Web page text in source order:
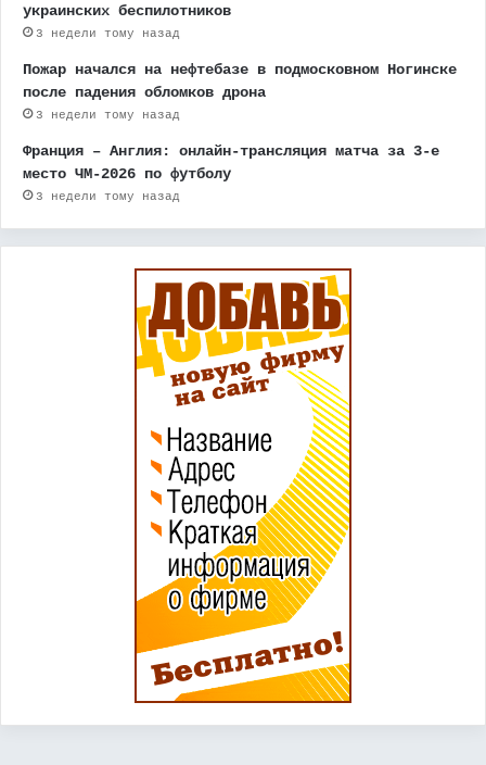
украинских беспилотников
3 недели тому назад
Пожар начался на нефтебазе в подмосковном Ногинске
после падения обломков дрона
3 недели тому назад
Франция – Англия: онлайн-трансляция матча за 3-е
место ЧМ-2026 по футболу
3 недели тому назад